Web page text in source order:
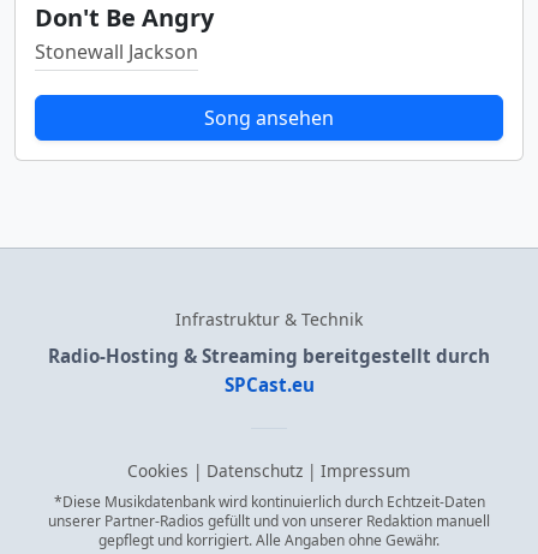
Don't Be Angry
Stonewall Jackson
Song ansehen
Infrastruktur & Technik
Radio-Hosting & Streaming bereitgestellt durch
SPCast.eu
Cookies | Datenschutz | Impressum
*Diese Musikdatenbank wird kontinuierlich durch Echtzeit-Daten
unserer Partner-Radios gefüllt und von unserer Redaktion manuell
gepflegt und korrigiert. Alle Angaben ohne Gewähr.